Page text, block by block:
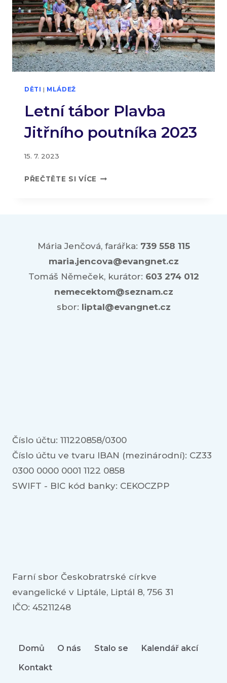
DĚTI | MLÁDEŽ
Letní tábor Plavba
Jitřního poutníka 2023
15. 7. 2023
PŘEČTĚTE SI VÍCE LETNÍ
Mária Jenčová, farářka: 739 558 115
maria.jencova@evangnet.cz
Tomáš Němeček, kurátor: 603 274 012
nemecektom@seznam.cz
sbor: liptal@evangnet.cz
Číslo účtu: 111220858/0300
Číslo účtu ve tvaru IBAN (mezinárodní): CZ33
0300 0000 0001 1122 0858
SWIFT - BIC kód banky: CEKOCZPP
Farní sbor Českobratrské církve
evangelické v Liptále, Liptál 8, 756 31
IČO: 45211248
Domů O nás Stalo se
Kalendář akcí
Kontakt